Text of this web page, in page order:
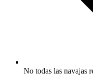
No todas las navajas